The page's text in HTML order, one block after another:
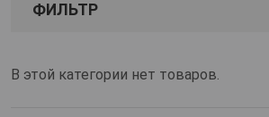
ФИЛЬТР
В этой категории нет товаров.